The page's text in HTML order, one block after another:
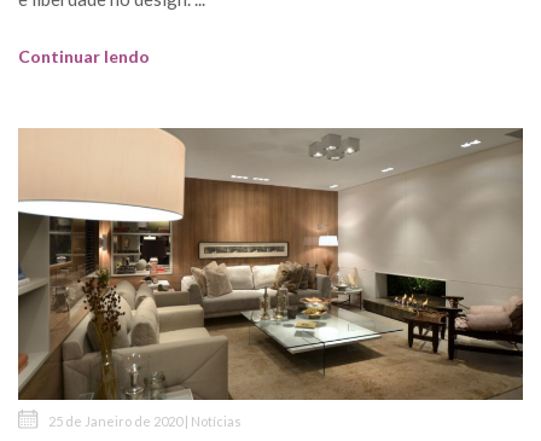
Continuar lendo
25 de Janeiro de 2020 | Notícias